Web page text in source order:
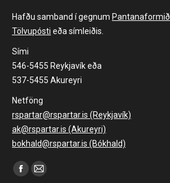
Hafðu samband í gegnum Pantanaformið
Tölvupósti eða símleiðis.
Sími
546-5455 Reykjavík eða
537-5455 Akureyri
Netföng
rspartar@rspartar.is (Reykjavík)
ak@rspartar.is (Akureyri)
bokhald@rspartar.is (Bókhald)
Find us on:
Facebook
Mail